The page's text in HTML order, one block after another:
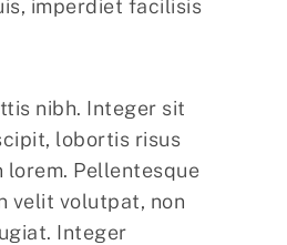
imperdiet facilisis
nibh. Integer sit
lobortis risus
lorem. Pellentesque
velit volutpat, non
Integer